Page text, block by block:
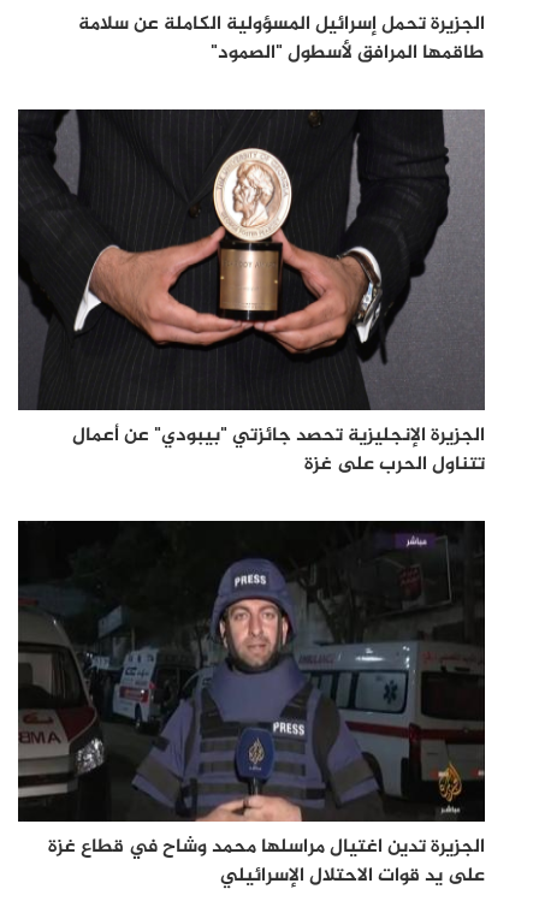
الجزيرة تحمل إسرائيل المسؤولية الكاملة عن سلامة
طاقمها المرافق لأسطول "الصمود"
الجزيرة الإنجليزية تحصد جائزتي "بيبودي" عن أعمال
تتناول الحرب على غزة
الجزيرة تدين اغتيال مراسلها محمد وشاح في قطاع غزة
على يد قوات الاحتلال الإسرائيلي